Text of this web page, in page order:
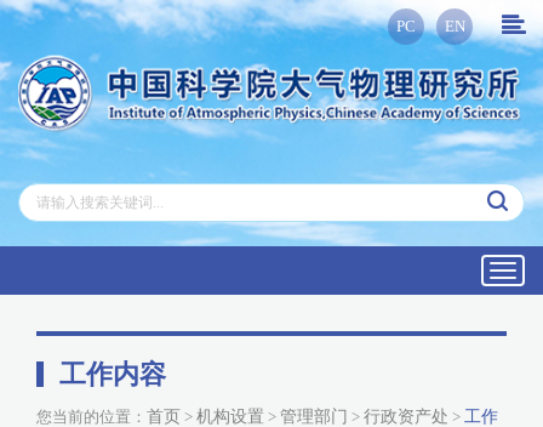
PC EN
工作内容
您当前的位置： 首页 > 机构设置 > 管理部门 > 行政资产处 > 工作